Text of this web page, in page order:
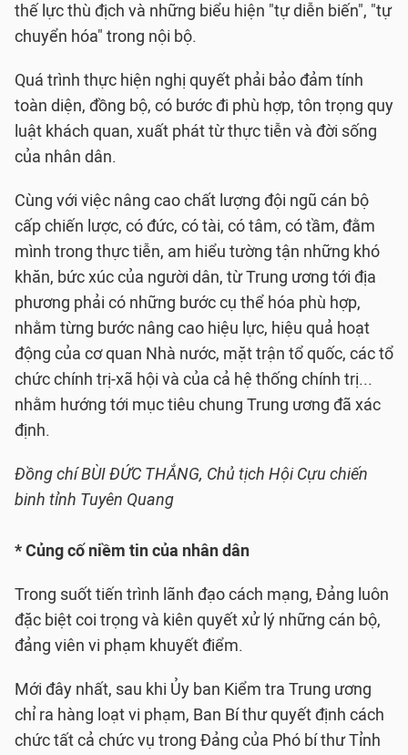
thế lực thù địch và những biểu hiện "tự diễn biến", "tự
chuyển hóa" trong nội bộ.
Quá trình thực hiện nghị quyết phải bảo đảm tính
toàn diện, đồng bộ, có bước đi phù hợp, tôn trọng quy
luật khách quan, xuất phát từ thực tiễn và đời sống
của nhân dân.
Cùng với việc nâng cao chất lượng đội ngũ cán bộ
cấp chiến lược, có đức, có tài, có tâm, có tầm, đằm
mình trong thực tiễn, am hiểu tường tận những khó
khăn, bức xúc của người dân, từ Trung ương tới địa
phương phải có những bước cụ thể hóa phù hợp,
nhằm từng bước nâng cao hiệu lực, hiệu quả hoạt
động của cơ quan Nhà nước, mặt trận tổ quốc, các tổ
chức chính trị-xã hội và của cả hệ thống chính trị...
nhằm hướng tới mục tiêu chung Trung ương đã xác
định.
Đồng chí BÙI ĐỨC THẮNG, Chủ tịch Hội Cựu chiến
binh tỉnh Tuyên Quang
* Củng cố niềm tin của nhân dân
Trong suốt tiến trình lãnh đạo cách mạng, Đảng luôn
đặc biệt coi trọng và kiên quyết xử lý những cán bộ,
đảng viên vi phạm khuyết điểm.
Mới đây nhất, sau khi Ủy ban Kiểm tra Trung ương
chỉ ra hàng loạt vi phạm, Ban Bí thư quyết định cách
chức tất cả chức vụ trong Đảng của Phó bí thư Tỉnh